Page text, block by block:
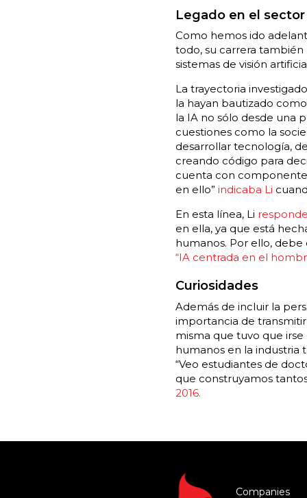
Legado en el
Como hemos ido
todo, su carrera
sistemas de visión
La trayectoria
la hayan bautizado
la IA no sólo desde una
cuestiones como la
desarrollar tecnología,
creando código para
cuenta con
en ello” indicaba Li
En esta línea, Li
en ella, ya que está
humanos. Por ello,
“IA centrada en el
Curiosidades
Además de incluir la
importancia de
misma que tuvo que
humanos en la
“Veo estudiantes de
que construyamos
2016.
Companies